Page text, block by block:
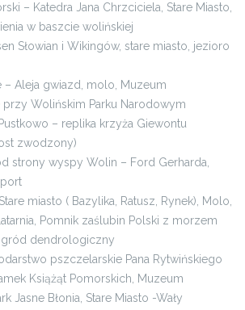
– Katedra Jana Chrzciciela, Stare Miasto,
w baszcie wolińskiej
Słowian i Wikingów, stare miasto, jezioro
– Aleja gwiazd, molo, Muzeum
Wolińskim Parku Narodowym
– replika krzyża Giewontu
zwodzony)
strony wyspy Wolin – Ford Gerharda,
miasto ( Bazylika, Ratusz, Rynek), Molo,
Pomnik zaślubin Polski z morzem
dendrologiczny
pszczelarskie Pana Rytwińskiego
Książąt Pomorskich, Muzeum
Jasne Błonia, Stare Miasto -Wały